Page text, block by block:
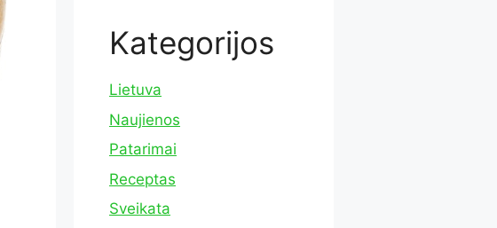
Kategorijos
Lietuva
Naujienos
Patarimai
Receptas
Sveikata